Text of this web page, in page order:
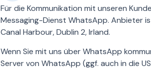
Für die Kommunikation mit unseren
Messaging-Dienst WhatsApp. Anbieter
Canal Harbour, Dublin 2, Irland.
Wenn Sie mit uns über WhatsApp
Server von WhatsApp (ggf. auch in die